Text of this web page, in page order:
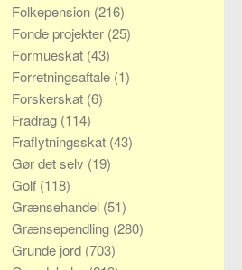
Folkepension (216)
Fonde projekter (25)
Formueskat (43)
Forretningsaftale (1)
Forskerskat (6)
Fradrag (114)
Fraflytningsskat (43)
Gør det selv (19)
Golf (118)
Grænsehandel (51)
Grænsependling (280)
Grunde jord (703)